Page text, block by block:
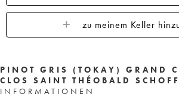
zu meinem Keller
PINOT GRIS (TOKAY) GRAND
CLOS SAINT THÉOBALD
INFORMATIONEN